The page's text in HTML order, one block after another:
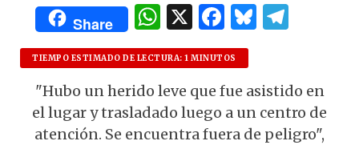
Share
W
h
at
s
A
X F
a
c
e
b
B
k
y
g
ra
TIEMPO ESTIMADO DE LECTURA: 1 MINUTOS
"Hubo un herido leve que fue asistido en
el lugar y trasladado luego a un centro de
atención. Se encuentra fuera de peligro",